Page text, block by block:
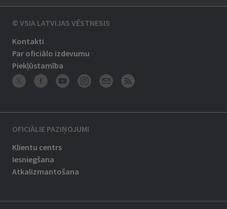
© VSIA LATVIJAS VĒSTNESIS
Kontakti
Par oficiālo izdevumu
Piekļūstamība
OFICIĀLIE PAZIŅOJUMI
Klientu centrs
Iesniegšana
Atkalizmantošana